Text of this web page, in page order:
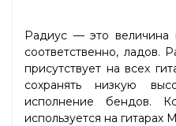
Радиус — это величина
соответственно, ладов.
присутствует на всех
сохранять низкую
исполнение бендов.
используется на гитарах